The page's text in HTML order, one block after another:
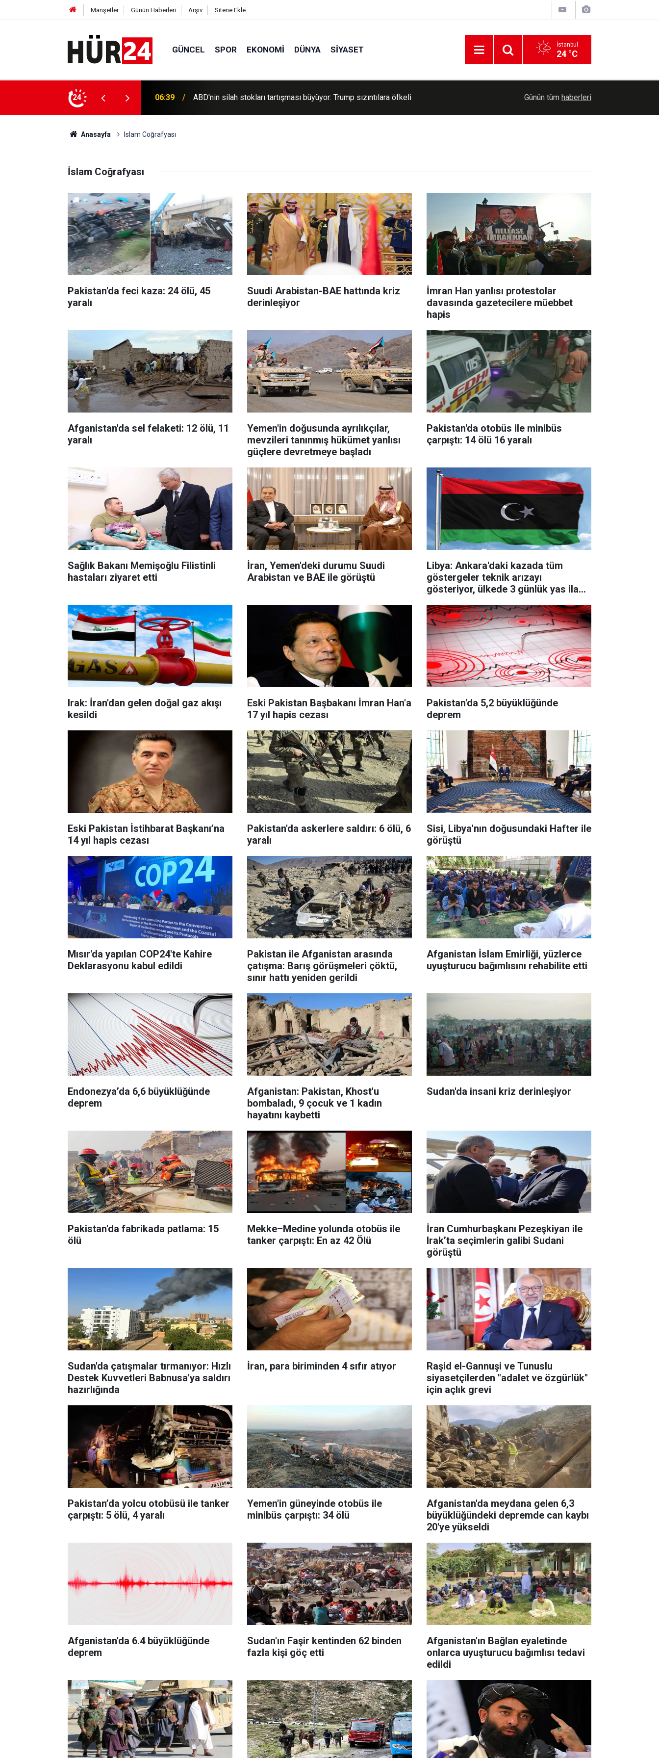
Manşetler Günün Haberleri Arşiv Sitene Ekle
GÜNCEL SPOR EKONOMI DÜNYA SIYASET İstanbul
24 °C
24
Trump sızıntılara öfkeli 06:19
Türkiye, Suudi Arabistan ve Pakistan ortak savunma anlaşmasını bugün
imzalayacak
Erzurum Adliyesinin arşiv katında çıkan yangın
Günün tüm haberleri
Anasayfa İslam Coğrafyası
İslam Coğrafyası
Pakistan'da feci kaza: 24 ölü, 45
yaralı
Suudi Arabistan-BAE hattında kriz
derinleşiyor
İmran Han yanlısı protestolar
davasında gazetecilere müebbet
hapis
Afganistan'da sel felaketi: 12 ölü, 11
yaralı
Yemen'in doğusunda ayrılıkçılar,
mevzileri tanınmış hükümet yanlısı
güçlere devretmeye başladı
Pakistan'da otobüs ile minibüs
çarpıştı: 14 ölü 16 yaralı
Sağlık Bakanı Memişoğlu Filistinli
hastaları ziyaret etti
İran, Yemen'deki durumu Suudi
Arabistan ve BAE ile görüştü
Libya: Ankara'daki kazada tüm
göstergeler teknik arızayı
gösteriyor, ülkede 3 günlük yas ilan
Irak: İran'dan gelen doğal gaz akışı
kesildi
Eski Pakistan Başbakanı İmran Han'a
17 yıl hapis cezası
Pakistan'da 5,2 büyüklüğünde
deprem
Eski Pakistan İstihbarat Başkanı’na
14 yıl hapis cezası
Pakistan'da askerlere saldırı: 6 ölü, 6
yaralı
Sisi, Libya'nın doğusundaki Hafter ile
görüştü
Mısır'da yapılan COP24'te Kahire
Deklarasyonu kabul edildi
Pakistan ile Afganistan arasında
çatışma: Barış görüşmeleri çöktü,
sınır hattı yeniden gerildi
Afganistan İslam Emirliği, yüzlerce
uyuşturucu bağımlısını rehabilite etti
Endonezya’da 6,6 büyüklüğünde
deprem
Afganistan: Pakistan, Khost'u
bombaladı, 9 çocuk ve 1 kadın
hayatını kaybetti
Sudan'da insani kriz derinleşiyor
Pakistan'da fabrikada patlama: 15
ölü
Mekke–Medine yolunda otobüs ile
tanker çarpıştı: En az 42 Ölü
İran Cumhurbaşkanı Pezeşkiyan ile
Irak’ta seçimlerin galibi Sudani
görüştü
Sudan'da çatışmalar tırmanıyor: Hızlı
Destek Kuvvetleri Babnusa'ya saldırı
hazırlığında
İran, para biriminden 4 sıfır atıyor
Raşid el-Gannuşi ve Tunuslu
siyasetçilerden "adalet ve özgürlük"
için açlık grevi
Pakistan’da yolcu otobüsü ile tanker
çarpıştı: 5 ölü, 4 yaralı
Yemen'in güneyinde otobüs ile
minibüs çarpıştı: 34 ölü
Afganistan'da meydana gelen 6,3
büyüklüğündeki depremde can kaybı
20'ye yükseldi
Afganistan'da 6.4 büyüklüğünde
deprem
Sudan'ın Faşir kentinden 62 binden
fazla kişi göç etti
Afganistan'ın Bağlan eyaletinde
onlarca uyuşturucu bağımlısı tedavi
edildi